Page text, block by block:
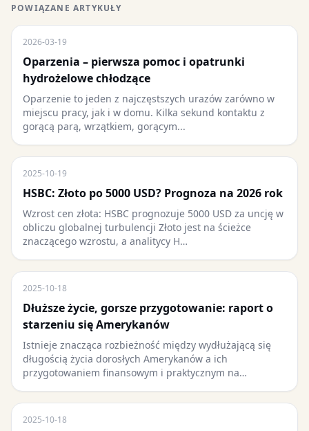
POWIĄZANE ARTYKUŁY
2026-03-19
Oparzenia – pierwsza pomoc i opatrunki
hydrożelowe chłodzące
Oparzenie to jeden z najczęstszych urazów zarówno w
miejscu pracy, jak i w domu. Kilka sekund kontaktu z
gorącą parą, wrzątkiem, gorącym...
2025-10-19
HSBC: Złoto po 5000 USD? Prognoza na 2026 rok
Wzrost cen złota: HSBC prognozuje 5000 USD za uncję w
obliczu globalnej turbulencji Złoto jest na ścieżce
znaczącego wzrostu, a analitycy H…
2025-10-18
Dłuższe życie, gorsze przygotowanie: raport o
starzeniu się Amerykanów
Istnieje znacząca rozbieżność między wydłużającą się
długością życia dorosłych Amerykanów a ich
przygotowaniem finansowym i praktycznym na…
2025-10-18